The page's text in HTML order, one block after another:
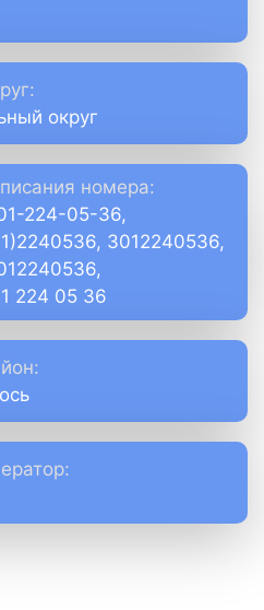
округ
номера:
224-05-36,
3012240536,
224 05 36